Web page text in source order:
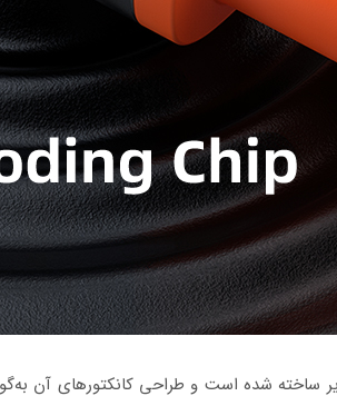
ساخته شده است و طراحی کانکتورهای آن